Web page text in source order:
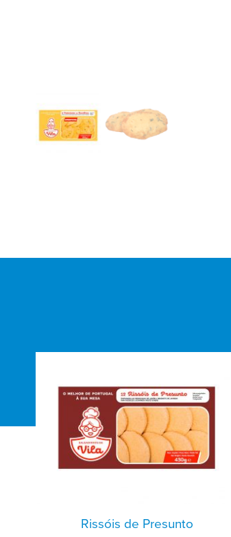
Rissóis de Presunto